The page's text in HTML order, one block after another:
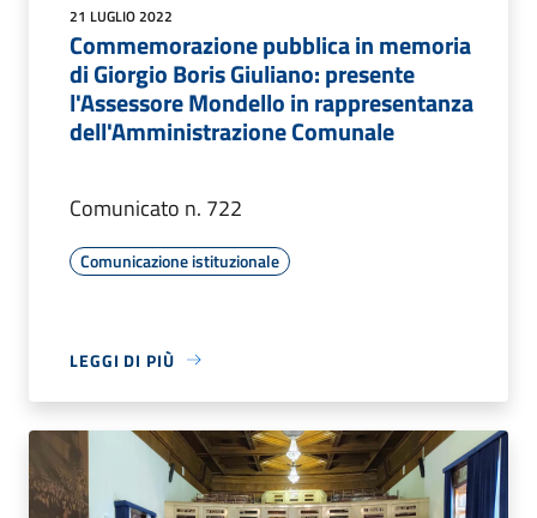
21 LUGLIO 2022
Commemorazione pubblica in memoria
di Giorgio Boris Giuliano: presente
l'Assessore Mondello in rappresentanza
dell'Amministrazione Comunale
Comunicato n. 722
Comunicazione istituzionale
LEGGI DI PIÙ